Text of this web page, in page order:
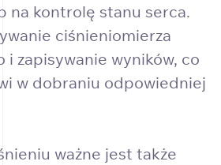
na kontrolę stanu serca.
ciśnieniomierza
zapisywanie wyników, co
w dobraniu odpowiedniej
ważne jest także